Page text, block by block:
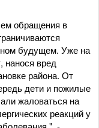
обращения в
будущем. Уже на
нанося вред
района. От
дети и пожилые
жаловаться на
реакций у